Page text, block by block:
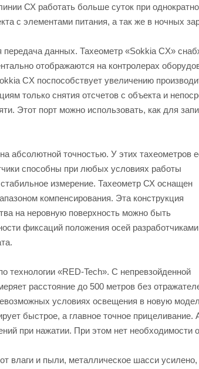
СХ работать больше суток при
с элементами питания, а так же в ночных
данных. Тахеометр «Sokkia CX»
отображаются на контролерах
CX поспособствует увеличению
только снятия отсчетов с объекта и
Этот порт можно использовать, как для
абсолютной точностью. У этих тахеометров
способны при любых условиях работы
измерение. Тахеометр СХ оснащен
компенсирования. Эта конструкция
на неровную поверхность можно быть
фиксаций положения осей разработчиками
«RED-Tech». С непревзойденной
расстояние до 500 метров без
условиях освещения в новую
быстрое, а главное точное прицеливание.
при нажатии. При этом нет необходимости
и пыли, металлическое шасси усилено,